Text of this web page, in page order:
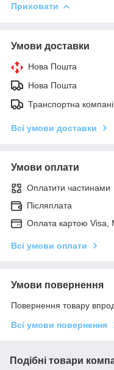
Приховати
Умови доставки
Нова Пошта
Нова Пошта
Транспортна
Всі умови доставки
Умови оплати
Оплатити частинами
Післяплата
Оплата картою Visa,
Всі умови оплати
Умови повернення
Повернення товару
Всі умови повернення
Подібні товари